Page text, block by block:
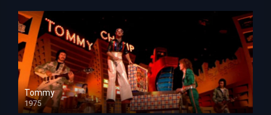
Tommy
1975
HD 1080p